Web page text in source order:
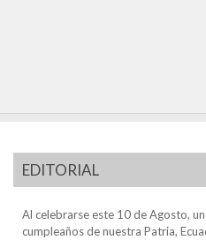
EDITORIAL
Al celebrarse este 10 de Agosto,
cumpleaños de nuestra Patria,